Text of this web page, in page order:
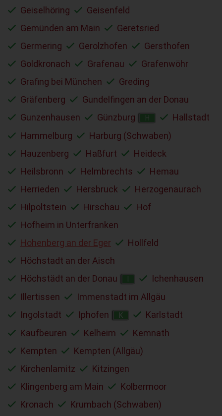
Geiselhöring
Geisenfeld
Gemünden am Main
Geretsried
Germering
Gerolzhofen
Gersthofen
Goldkronach
Grafenau
Grafenwöhr
Grafing bei München
Greding
Gräfenberg
Gundelfingen an der Donau
Gunzenhausen
Günzburg H
Hallstadt
Hammelburg
Harburg (Schwaben)
Hauzenberg
Haßfurt
Heideck
Heilsbronn
Helmbrechts
Hemau
Herrieden
Hersbruck
Herzogenaurach
Hilpoltstein
Hirschau
Hof
Hofheim in Unterfranken
Hohenberg an der Eger
Hollfeld
Höchstadt an der Aisch
Höchstädt an der Donau
Ichenhausen
Illertissen
Immenstadt im Allgäu
Ingolstadt
Iphofen K
Karlstadt
Kaufbeuren
Kelheim
Kemnath
Kempten
Kempten (Allgäu)
Kirchenlamitz
Kitzingen
Klingenberg am Main
Kolbermoor
Kronach
Krumbach (Schwaben)